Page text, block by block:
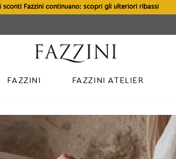
sconti Fazzini continuano: scopri gli ulteriori ribassi
FAZZINI FAZZINI ATELIER